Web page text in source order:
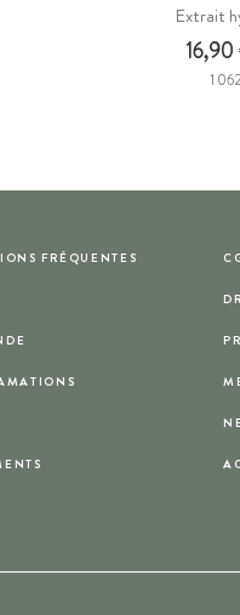
Extrait
1
FRÉQUENTES